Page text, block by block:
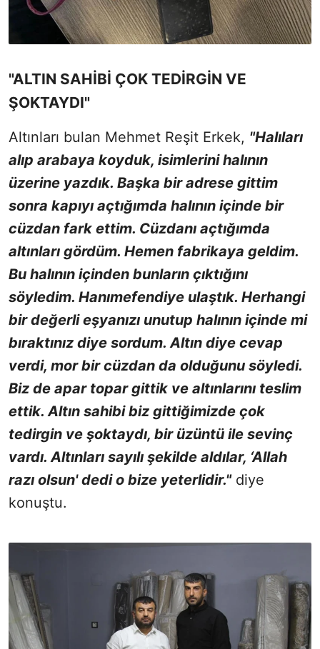
"ALTIN SAHİBİ ÇOK TEDİRGİN VE
ŞOKTAYDI"
Altınları bulan Mehmet Reşit Erkek, "Halıları
alıp arabaya koyduk, isimlerini halının
üzerine yazdık. Başka bir adrese gittim
sonra kapıyı açtığımda halının içinde bir
cüzdan fark ettim. Cüzdanı açtığımda
altınları gördüm. Hemen fabrikaya geldim.
Bu halının içinden bunların çıktığını
söyledim. Hanımefendiye ulaştık. Herhangi
bir değerli eşyanızı unutup halının içinde mi
bıraktınız diye sordum. Altın diye cevap
verdi, mor bir cüzdan da olduğunu söyledi.
Biz de apar topar gittik ve altınlarını teslim
ettik. Altın sahibi biz gittiğimizde çok
tedirgin ve şoktaydı, bir üzüntü ile sevinç
vardı. Altınları sayılı şekilde aldılar, ‘Allah
razı olsun' dedi o bize yeterlidir."diye
konuştu.